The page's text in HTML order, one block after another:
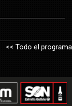
<< Todo el programa